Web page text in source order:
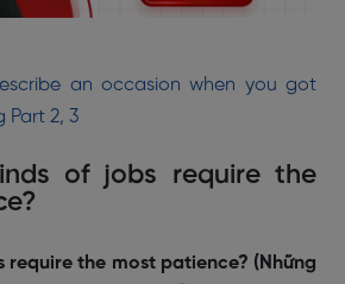
an occasion when you got
Part 2, 3
of jobs require the
require the most patience? (Những